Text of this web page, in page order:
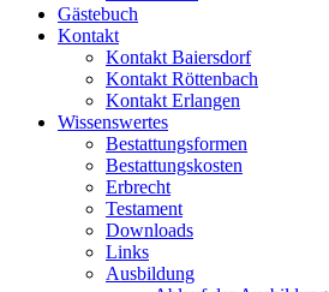
Gästebuch
Kontakt
Kontakt Baiersdorf
Kontakt Röttenbach
Kontakt Erlangen
Wissenswertes
Bestattungsformen
Bestattungskosten
Erbrecht
Testament
Downloads
Links
Ausbildung